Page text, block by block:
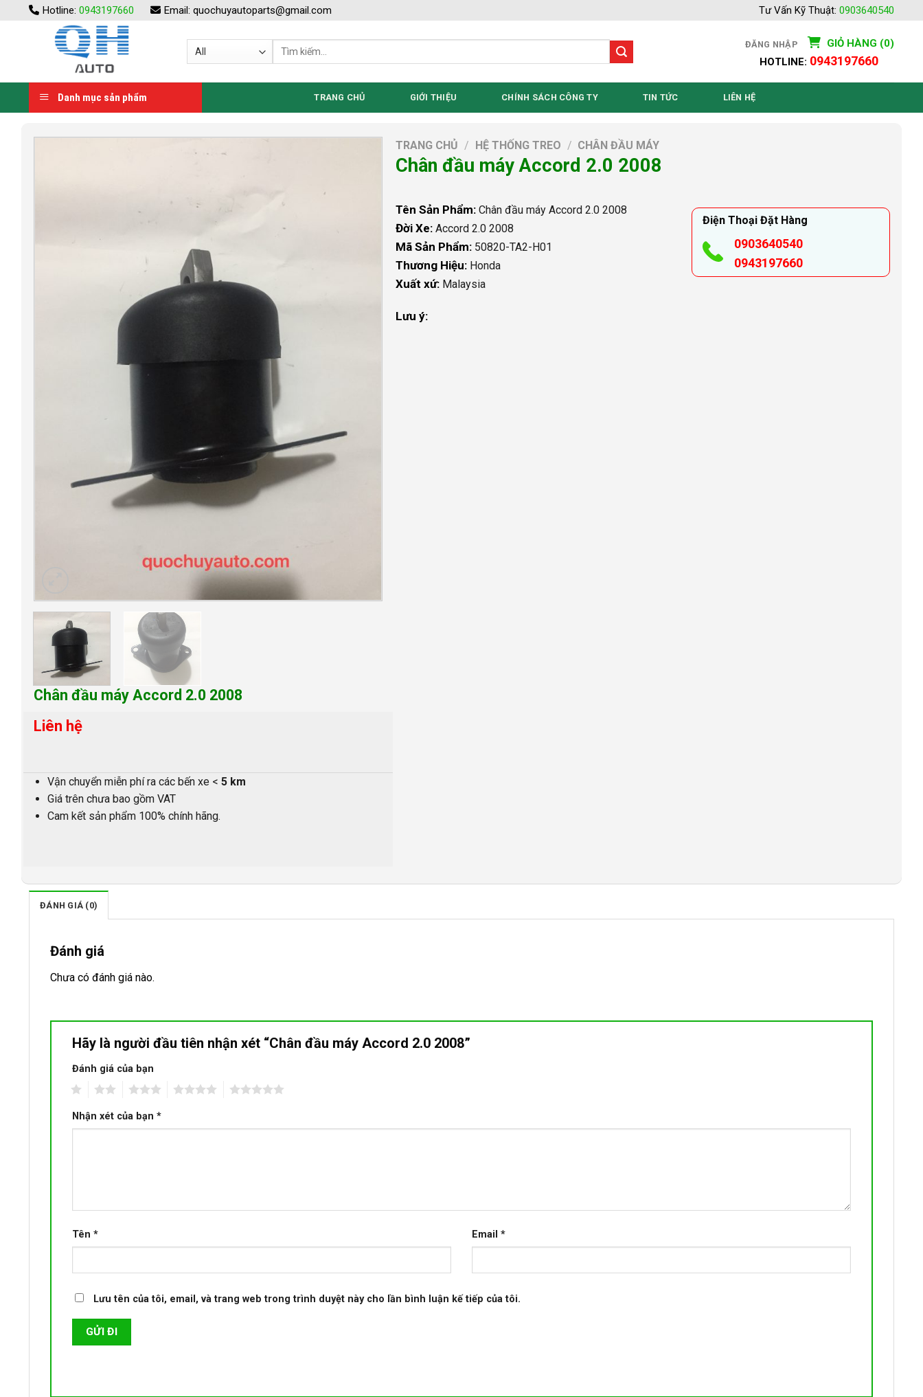
Hotline: 0943197660 Email: quochuyautoparts@gmail.com Tư Vấn Kỹ Thuật: 0903640540
ĐĂNG NHẬP
GIỎ HÀNG (0)
HOTLINE: 0943197660
Danh mục sản phẩm TRANG CHỦ GIỚI THIỆU CHÍNH SÁCH CÔNG TY TIN TỨC LIÊN HỆ
Chân đầu máy Accord 2.0 2008
Liên hệ
Vận chuyển miễn phí ra các bến xe <5 km
Giá trên chưa bao gồm VAT
Cam kết sản phẩm 100% chính hãng.
TRANG CHỦ / HỆ THỐNG TREO / CHÂN ĐẦU MÁY
Chân đầu máy Accord 2.0 2008
Tên Sản Phẩm:Chân đầu máy Accord 2.0 2008
Đời Xe:Accord 2.0 2008
Mã Sản Phẩm: 50820-TA2-H01
Thương Hiệu: Honda
Xuất xứ: Malaysia
Điện Thoại Đặt Hàng
0903640540
0943197660
Lưu ý:
ĐÁNH GIÁ (0)
Đánh giá
Chưa có đánh giá nào.
Hãy là người đầu tiên nhận xét “Chân đầu máy Accord 2.0 2008”
Đánh giá của bạn
Nhận xét của bạn *
Tên * Email *
Lưu tên của tôi, email, và trang web trong trình duyệt này cho lần bình luận kế tiếp của tôi.